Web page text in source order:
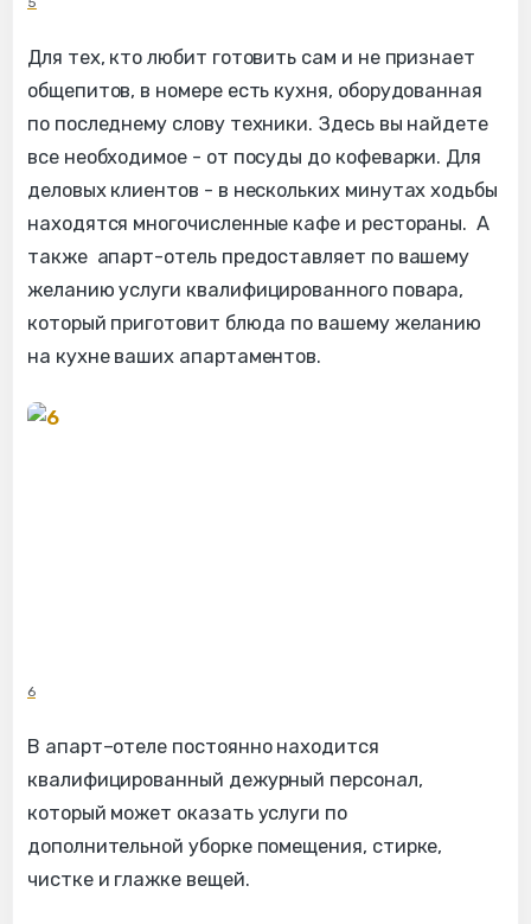
Для тех, кто любит готовить сам и не признает
общепитов, в номере есть кухня, оборудованная
по последнему слову техники. Здесь вы найдете
все необходимое - от посуды до кофеварки. Для
деловых клиентов - в нескольких минутах ходьбы
находятся многочисленные кафе и рестораны. А
также апарт-отель предоставляет по вашему
желанию услуги квалифицированного повара,
который приготовит блюда по вашему желанию
на кухне ваших апартаментов.
6
В апарт–отеле постоянно находится
квалифицированный дежурный персонал,
который может оказать услуги по
дополнительной уборке помещения, стирке,
чистке и глажке вещей.